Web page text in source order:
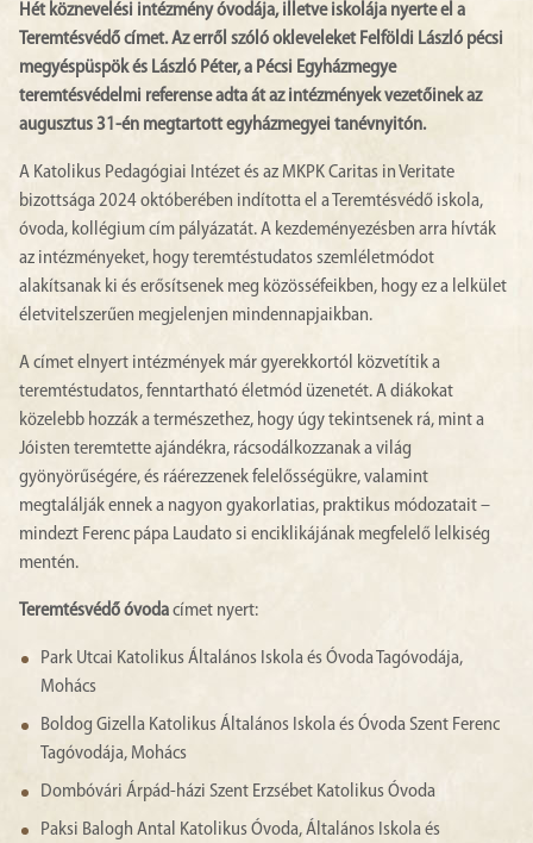
Hét köznevelési intézmény óvodája, illetve iskolája nyerte el a
Teremtésvédő címet. Az erről szóló okleveleket Felföldi László pécsi
megyéspüspök és László Péter, a Pécsi Egyházmegye
teremtésvédelmi referense adta át az intézmények vezetőinek az
augusztus 31-én megtartott egyházmegyei tanévnyitón.
A Katolikus Pedagógiai Intézet és az MKPK Caritas in Veritate
bizottsága 2024 októberében indította el a Teremtésvédő iskola,
óvoda, kollégium cím pályázatát. A kezdeményezésben arra hívták
az intézményeket, hogy teremtéstudatos szemléletmódot
alakítsanak ki és erősítsenek meg közösséfeikben, hogy ez a lelkület
életvitelszerűen megjelenjen mindennapjaikban.
A címet elnyert intézmények már gyerekkortól közvetítik a
teremtéstudatos, fenntartható életmód üzenetét. A diákokat
közelebb hozzák a természethez, hogy úgy tekintsenek rá, mint a
Jóisten teremtette ajándékra, rácsodálkozzanak a világ
gyönyörűségére, és ráérezzenek felelősségükre, valamint
megtalálják ennek a nagyon gyakorlatias, praktikus módozatait –
mindezt Ferenc pápa Laudato si enciklikájának megfelelő lelkiség
mentén.
Teremtésvédő óvodacímet nyert:
Park Utcai Katolikus Általános Iskola és Óvoda Tagóvodája,
Mohács
Boldog Gizella Katolikus Általános Iskola és Óvoda Szent Ferenc
Tagóvodája, Mohács
Dombóvári Árpád-házi Szent Erzsébet Katolikus Óvoda
Paksi Balogh Antal Katolikus Óvoda, Általános Iskola és